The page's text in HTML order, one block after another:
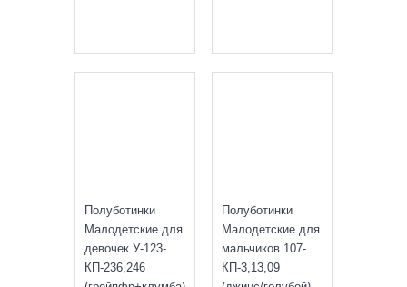
Полуботинки
Малодетские для
девочек У-123-
КП-236,246
Полуботинки
Малодетские для
мальчиков 107-
КП-3,13,09